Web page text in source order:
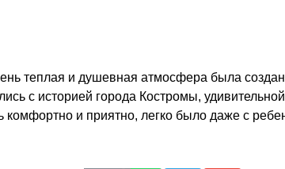
теплая и душевная атмосфера была
с историей города Костромы,
и приятно, легко было даже с